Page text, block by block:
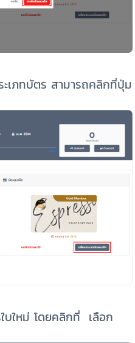
เภทบัตร สามารถคลิกที่ปุ่ม
บใหม่ โดยคลิกที่ เลือก